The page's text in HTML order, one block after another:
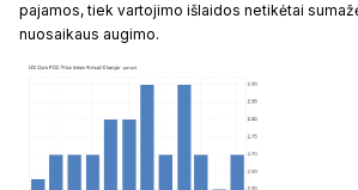
pajamos, tiek vartojimo išlaidos netikėtai
nuosaikaus augimo.